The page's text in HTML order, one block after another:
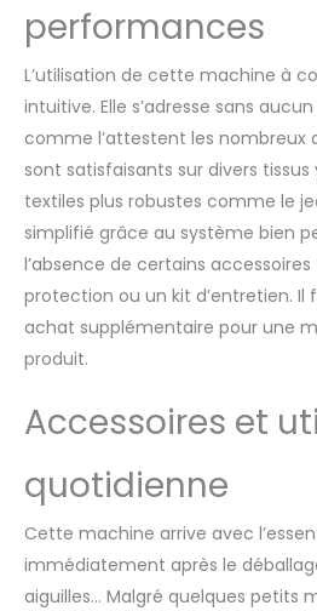
performances
L’utilisation de cette machine à
intuitive. Elle s’adresse sans
comme l’attestent les nombreux
sont satisfaisants sur divers
textiles plus robustes comme le
simplifié grâce au système bien
l’absence de certains
protection ou un kit d’entretien. Il
achat supplémentaire pour une
produit.
Accessoires et
quotidienne
Cette machine arrive avec
immédiatement après le
aiguilles… Malgré quelques petits